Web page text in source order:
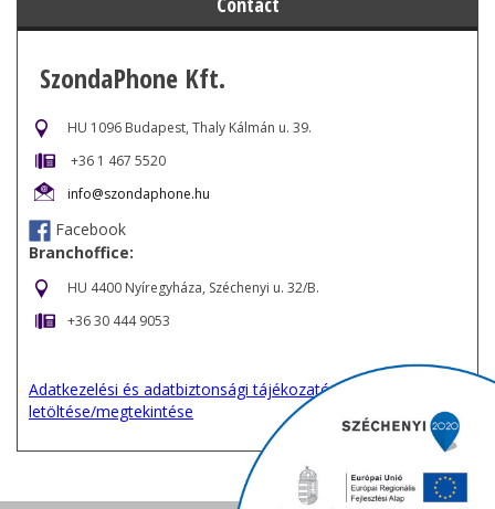
SzondaPhone Kft.
HU 1096 Budapest, Thaly Kálmán u. 39.
+36 1 467 5520
info@szondaphone.hu
Facebook
Branchoffice:
HU 4400 Nyíregyháza, Széchenyi u. 32/B.
+36 30 444 9053
Adatkezelési és adatbiztonsági tájékozató
letöltése/megtekintése